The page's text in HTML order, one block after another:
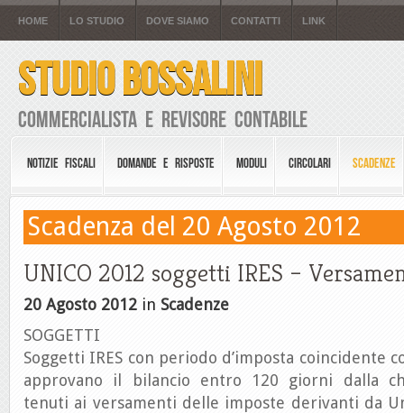
HOME LO STUDIO DOVE SIAMO CONTATTI LINK
STUDIO BOSSALINI
Commercialista e Revisore Contabile
NOTIZIE FISCALI DOMANDE E RISPOSTE MODULI CIRCOLARI SCADENZE
Scadenza del 20 Agosto 2012
UNICO 2012 soggetti IRES –
20 Agosto 2012 in Scadenze
SOGGETTI
Soggetti IRES con periodo d’imposta coincidente
approvano il bilancio entro 120 giorni dalla
tenuti ai versamenti delle imposte derivanti da